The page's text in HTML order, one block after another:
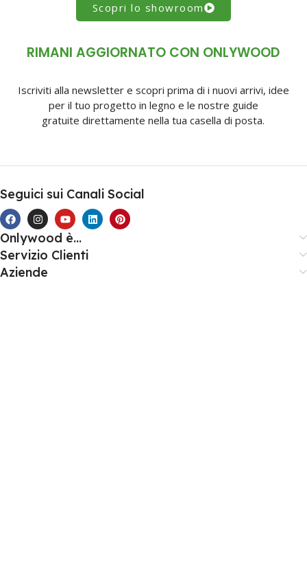
Scopri lo showroom
RIMANI AGGIORNATO CON ONLYWOOD
Iscriviti alla newsletter e scopri prima di i nuovi arrivi, idee
per il tuo progetto in legno e le nostre guide
gratuite direttamente nella tua casella di posta.
Seguici sui Canali Social
Onlywood è...
Servizio Clienti
Aziende